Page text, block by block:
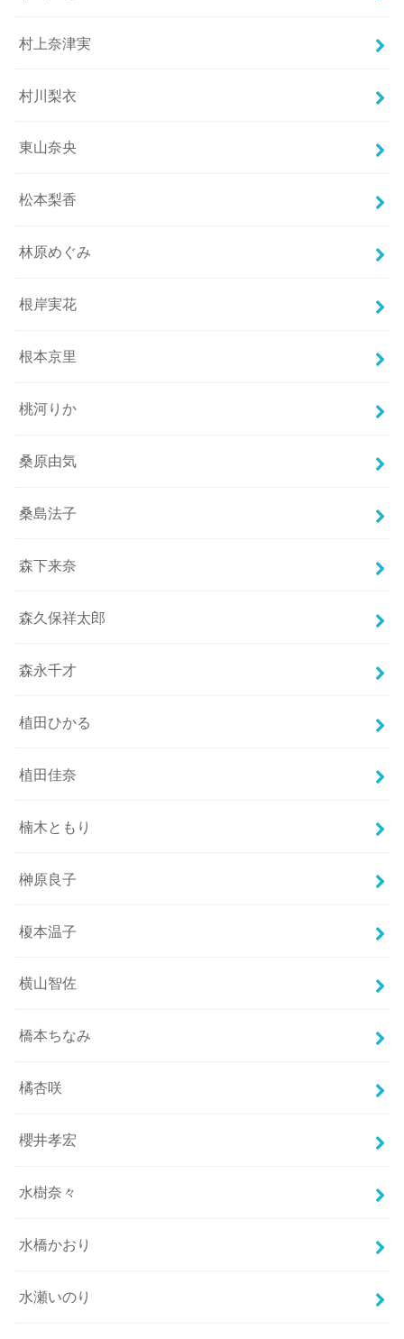
村上奈津実
村川梨衣
東山奈央
松本梨香
林原めぐみ
根岸実花
根本京里
桃河りか
桑原由気
桑島法子
森下来奈
森久保祥太郎
森永千才
植田ひかる
植田佳奈
楠木ともり
榊原良子
榎本温子
横山智佐
橋本ちなみ
橘杏咲
櫻井孝宏
水樹奈々
水橋かおり
水瀬いのり